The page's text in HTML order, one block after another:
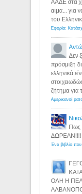
ΑΑΔΕ στα
αιμα... για
του
Δεν
πρόσμιξη
ελληνικά
ζήτημα για
Πως
ΔΩΡΕΑΝ!!!!
ΟΛΗ Η